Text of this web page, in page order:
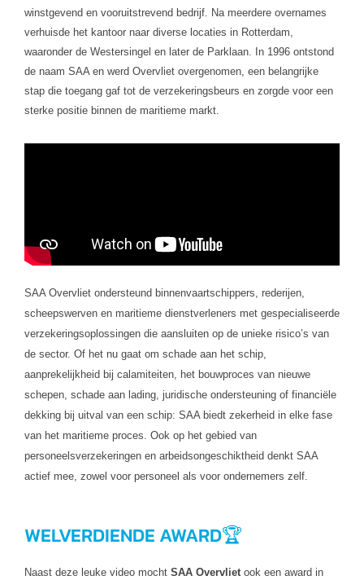
winstgevend en vooruitstrevend bedrijf. Na meerdere overnames
verhuisde het kantoor naar diverse locaties in Rotterdam,
waaronder de Westersingel en later de Parklaan. In 1996 ontstond
de naam SAA en werd Overvliet overgenomen, een belangrijke
stap die toegang gaf tot de verzekeringsbeurs en zorgde voor een
sterke positie binnen de maritieme markt.
SAA Overvliet ondersteund binnenvaartschippers, rederijen,
scheepswerven en maritieme dienstverleners met gespecialiseerde
verzekeringsoplossingen die aansluiten op de unieke risico’s van
de sector. Of het nu gaat om schade aan het schip,
aanprekelijkheid bij calamiteiten, het bouwproces van nieuwe
schepen, schade aan lading, juridische ondersteuning of financiële
dekking bij uitval van een schip: SAA biedt zekerheid in elke fase
van het maritieme proces. Ook op het gebied van
personeelsverzekeringen en arbeidsongeschiktheid denkt SAA
actief mee, zowel voor personeel als voor ondernemers zelf.
WELVERDIENDE AWARD🏆
Naast deze leuke video mocht SAA Overvliet ook een award in